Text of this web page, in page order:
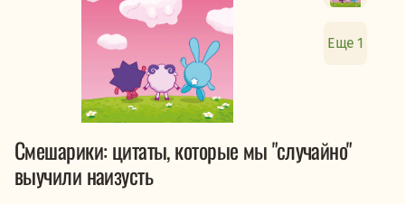
Еще 1
Смешарики: цитаты, которые мы "случайно"
выучили наизусть